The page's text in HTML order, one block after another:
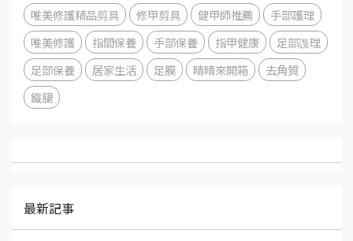
唯美修護精品剪具
修甲剪具 健甲師推薦
手部護理
唯美修護
指間保養 手部保養 指甲健康
足部謢理
足部保養
居家生活 足膜 晴晴來開箱
去角質
鐵腿
最新記事